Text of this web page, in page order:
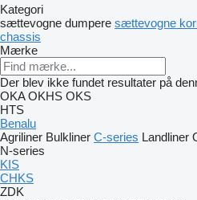
Kategori
sættevogne dumpere sættevogne
chassis
Mærke
Der blev ikke fundet resultater på
OKA OKHS OKS
HTS
Benalu
Agriliner Bulkliner C-series Landliner
N-series
KIS
CHKS
ZDK